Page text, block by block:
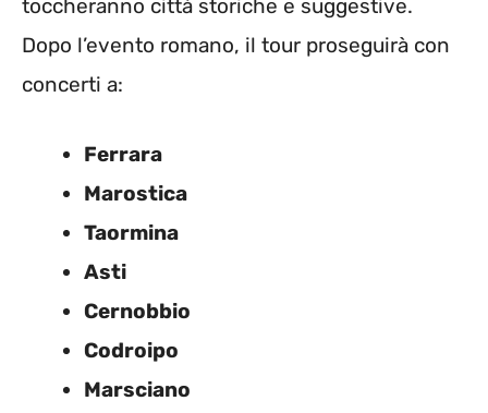
toccheranno città storiche e suggestive.
Dopo l’evento romano, il tour proseguirà con
concerti a:
Ferrara
Marostica
Taormina
Asti
Cernobbio
Codroipo
Marsciano